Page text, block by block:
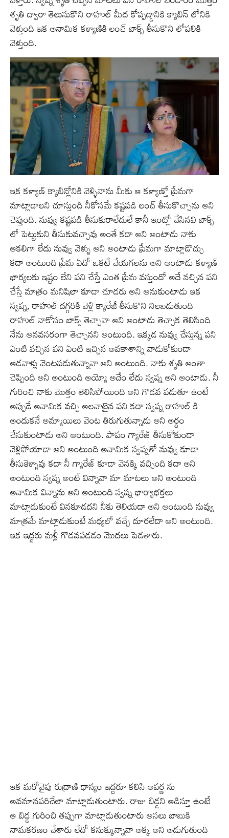
శృతి ద్వారా తెలుసుకొని రాహుల్ మీద కోప్పడ్డానికి క్యాబిన్ లోనికి
వెళ్తుంది ఇక అనామిక కళ్యాణికి లంచ్ బాక్స్ తీసుకొని లోపలికి
వెళ్తుంది.
ఇక కళ్యాణ్ క్యాబిన్లోనికి వెళ్ళినాను మీకు ఆ కళ్యాణ్తో ప్రేమగా
మాట్లాడాలని చూస్తుంది నీకోసమే కష్టపడి లంచ్ తీసుకొచ్చాను అని
చెప్తుంది. నువ్వు కష్టపడి తీసుకురాలేదులే కానీ ఇంట్లో చేసినవి బాక్స్
లో పెట్టుకుని తీసుకువచ్చావు అంతే కదా అని అంటాడు నాకు
ఆకలిగా లేదు నువ్వు వెళ్ళు అని అంటాడు ప్రేమగా మాట్లాడొచ్చు
కదా అంటుంది ప్రేమ ఏదో ఒకటే చేయగలను అని అంటాడు కళ్యాణ్
భార్యలకు ఇష్టం లేని పని చేస్తే ఎంత ప్రేమ వస్తుందో అదే నచ్చిన పని
చేస్తే మాత్రం మనిషిలా కూడా చూడరు అని అనుకుంటాడు ఇక
స్వప్న, రాహుల్ దగ్గరికి వెళ్లి క్యారేజీ తీసుకొని నిలబడుతుంది
రాహుల్ నాకోసం బాక్స్ తెచ్చావా అని అంటాడు తెచ్చాక తెలిసింది
నేను అనవసరంగా తెచ్చానని అంటుంది. ఇక్కడ నువ్వు చేస్తున్న పని
ఏంటి వచ్చిన పని ఏంటి ఇచ్చిన అవకాశాన్ని వాడుకోకుండా
ఆడవాళ్లు వెంటపడుతున్నావా అని అంటుంది. నాకు శృతి అంతా
చెప్పింది అని అంటుంది అయ్యో అదేం లేదు స్వప్న అని అంటాడు. నీ
గురించి నాకు మొత్తం తెలిసిపోయింది అని గొడవ పడుతూ ఉంటే
అప్పుడే అనామిక వచ్చి అలవాటైన పని కదా స్వప్న రాహుల్ కి
అందుకనే అమ్మాయిలు వెంట తిరుగుతున్నాడు అని అర్థం
చేసుకుంటాడు అని అంటుంది. పాపం గ్యారేజ్ తీసుకోకుండా
వెళ్లిపోయాడా అని అంటుంది అనామిక స్వప్నతో నువ్వు కూడా
తీసుకెళ్ళావు కదా నీ గ్యారేజ్ కూడా వెనక్కి వచ్చింది కదా అని
అంటుంది స్వప్న అంటే విన్నావా మా మాటలు అని అంటుంది
అనామిక విన్నాను అని అంటుంది స్వప్న భార్యాభర్తలు
మాట్లాడుకుంటే వినకూడదని నీకు తెలియదా అని అంటుంది నువ్వు
మాత్రమే మాట్లాడుకుంటే మధ్యలో వచ్చే దూరలేదా అని అంటుంది.
ఇక ఇద్దరు మళ్లీ గొడవపడడం మొదలు పెడతారు.
ఇక మరోవైపు రుద్రాణి ధాన్యం ఇద్దరూ కలిసి అపర్ణ ను
అవమానపరిచేలా మాట్లాడుతుంటారు. రాజు బిడ్డని ఆడిస్తూ ఉంటే
ఆ బిడ్డ గురించి తప్పుగా మాట్లాడుతుంటారు అసలు బాబుకి
నామకరణం చేశారు లేదో కనుక్కున్నావా అక్క అని అడుగుతుంది